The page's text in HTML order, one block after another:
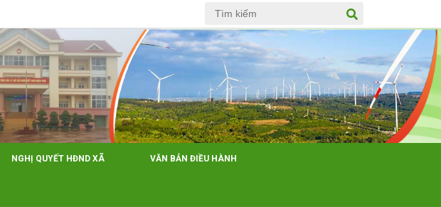
NGHỊ QUYẾT HĐND XÃ VĂN BẢN ĐIỀU HÀNH